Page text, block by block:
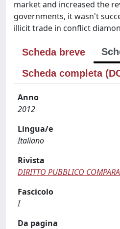
market and increased the
governments, it wasn't
illicit trade in conflict
Scheda breve
Scheda completa
Anno
2012
Lingua/e
Italiano
Rivista
DIRITTO PUBBLICO
Fascicolo
I
Da pagina